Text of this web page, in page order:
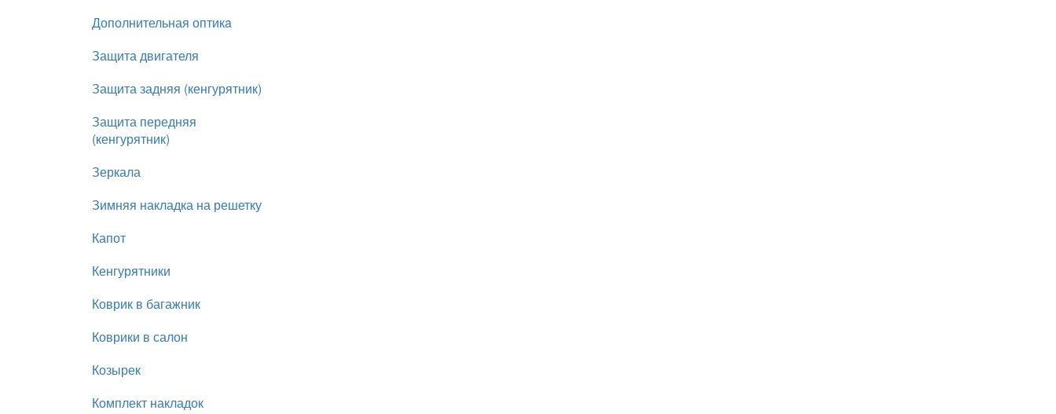
Дополнительная оптикa
Защита двигателя
Защита задняя (кенгурятник)
Защита передняя
(кенгурятник)
Зеркала
Зимняя накладка на решетку
Капот
Кенгурятники
Коврик в багажник
Коврики в салон
Козырек
Комплект накладок